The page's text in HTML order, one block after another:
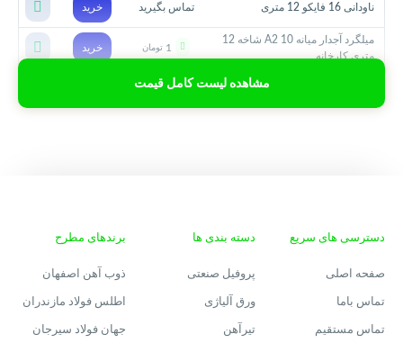
ناودانی 16 فایکو 12 متری تماس بگیرید خرید
میلگرد آجدار میانه 10 A2 شاخه 12
متری کارخانه
1 تومان خرید
مشاهده لیست کامل قیمت
دسترسی های سریع
صفحه اصلی
تماس باما
تماس مستقیم
دسته بندی ها
پروفیل صنعتی
ورق آلیاژی
تیرآهن
برندهای مطرح
ذوب آهن اصفهان
اطلس فولاد مازندران
جهان فولاد سیرجان